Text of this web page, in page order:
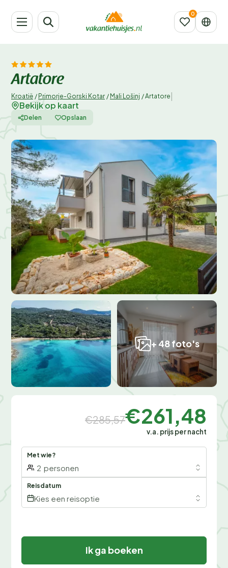
Artatore
Kroatië / Primorje-Gorski Kotar / Mali Lošinj /Artatore
Bekijk op kaart
Delen Opslaan
+ 48 foto's
€285,57€261,48
v.a. prijs per nacht
Met wie?
2 personen
Reisdatum
Kies een reisoptie
Ik ga boeken